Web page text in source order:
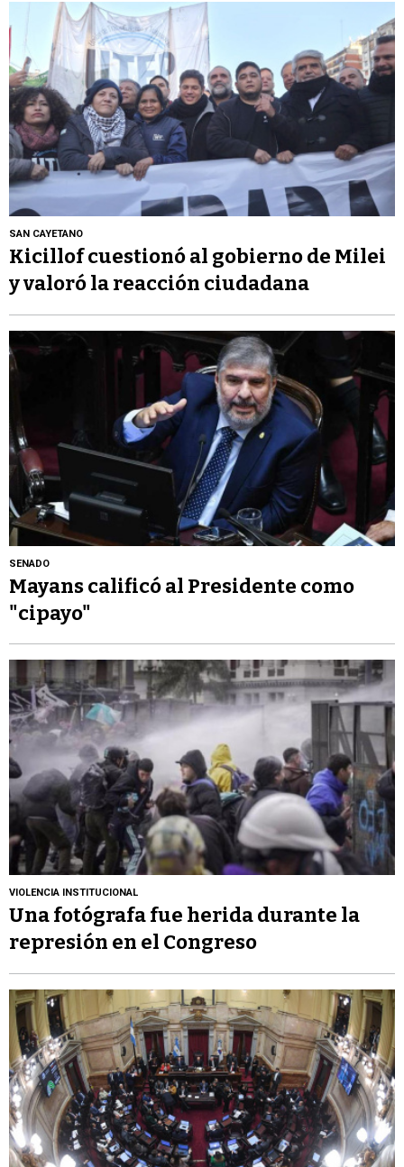
SAN CAYETANO
Kicillof cuestionó al gobierno de Milei
y valoró la reacción ciudadana
SENADO
Mayans calificó al Presidente como
"cipayo"
VIOLENCIA INSTITUCIONAL
Una fotógrafa fue herida durante la
represión en el Congreso